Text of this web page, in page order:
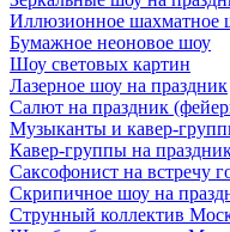
Иллюзионное шахматное
Бумажное неоновое шоу
Шоу световых картин
Лазерное шоу на праздник
Салют на праздник
Музыканты и кавер-
Кавер-группы на
Саксофонист на встречу
Скрипичное шоу на
Струнный коллектив